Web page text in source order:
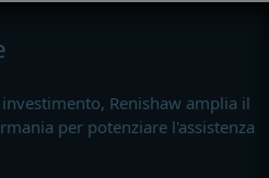
Renishaw amplia il
per potenziare l'assistenza